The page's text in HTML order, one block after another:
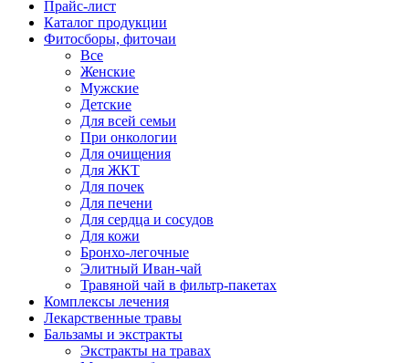
Прайс-лист
Каталог продукции
Фитосборы, фиточаи
Все
Женские
Мужские
Детские
Для всей семьи
При онкологии
Для очищения
Для ЖКТ
Для почек
Для печени
Для сердца и сосудов
Для кожи
Бронхо-легочные
Элитный Иван-чай
Травяной чай в фильтр-пакетах
Комплексы лечения
Лекарственные травы
Бальзамы и экстракты
Экстракты на травах